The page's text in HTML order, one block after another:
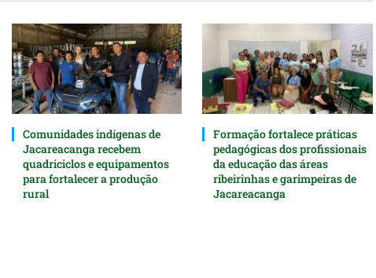
Comunidades indígenas de
Jacareacanga recebem
quadriciclos e equipamentos
para fortalecer a produção
rural
Formação fortalece práticas
pedagógicas dos profissionais
da educação das áreas
ribeirinhas e garimpeiras de
Jacareacanga